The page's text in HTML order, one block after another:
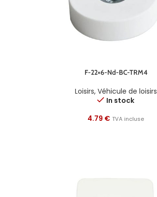
F-22×6-Nd-BC-TRM4
Loisirs, Véhicule de loisirs
In stock
4.79 € TVA incluse